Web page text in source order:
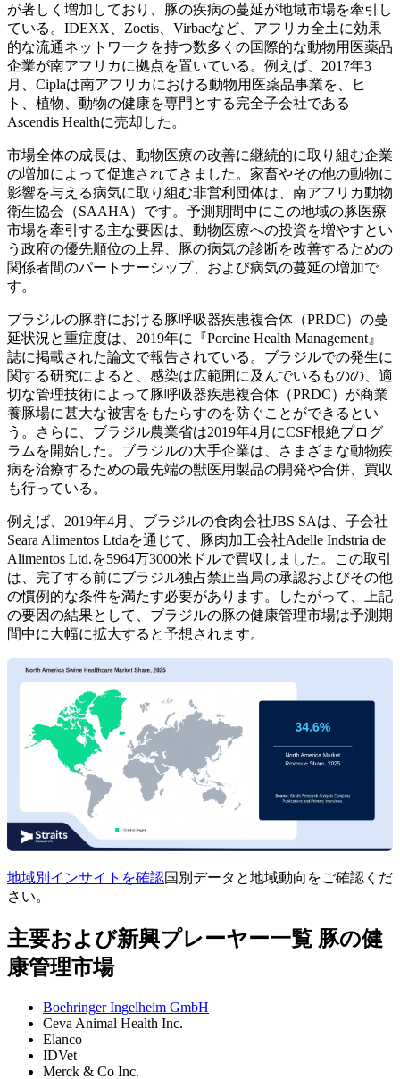
が著しく増加しており、豚の疾病の蔓延が地域市場を牽引し
ている。IDEXX、Zoetis、Virbacなど、アフリカ全土に効果
的な流通ネットワークを持つ数多くの国際的な動物用医薬品
企業が南アフリカに拠点を置いている。例えば、2017年3
月、Ciplaは南アフリカにおける動物用医薬品事業を、ヒ
ト、植物、動物の健康を専門とする完全子会社である
Ascendis Healthに売却した。
市場全体の成長は、動物医療の改善に継続的に取り組む企業
の増加によって促進されてきました。家畜やその他の動物に
影響を与える病気に取り組む非営利団体は、南アフリカ動物
衛生協会（SAAHA）です。予測期間中にこの地域の豚医療
市場を牽引する主な要因は、動物医療への投資を増やすとい
う政府の優先順位の上昇、豚の病気の診断を改善するための
関係者間のパートナーシップ、および病気の蔓延の増加で
す。
ブラジルの豚群における豚呼吸器疾患複合体（PRDC）の蔓
延状況と重症度は、2019年に『Porcine Health Management』
誌に掲載された論文で報告されている。ブラジルでの発生に
関する研究によると、感染は広範囲に及んでいるものの、適
切な管理技術によって豚呼吸器疾患複合体（PRDC）が商業
養豚場に甚大な被害をもたらすのを防ぐことができるとい
う。さらに、ブラジル農業省は2019年4月にCSF根絶プログ
ラムを開始した。ブラジルの大手企業は、さまざまな動物疾
病を治療するための最先端の獣医用製品の開発や合併、買収
も行っている。
例えば、2019年4月、ブラジルの食肉会社JBS SAは、子会社
Seara Alimentos Ltdaを通じて、豚肉加工会社Adelle Indstria de
Alimentos Ltd.を5964万3000米ドルで買収しました。この取引
は、完了する前にブラジル独占禁止当局の承認およびその他
の慣例的な条件を満たす必要があります。したがって、上記
の要因の結果として、ブラジルの豚の健康管理市場は予測期
間中に大幅に拡大すると予想されます。
地域別インサイトを確認国別データと地域動向をご確認くだ
さい。
主要および新興プレーヤー一覧 豚の健
康管理市場
Boehringer Ingelheim GmbH
Ceva Animal Health Inc.
Elanco
IDVet
Merck & Co Inc.